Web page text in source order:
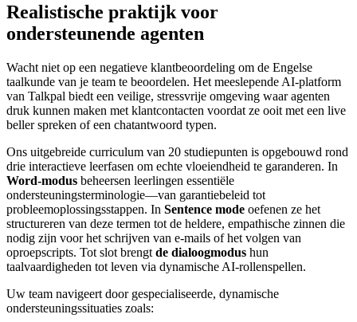
Realistische praktijk voor
ondersteunende agenten
Wacht niet op een negatieve klantbeoordeling om de Engelse
taalkunde van je team te beoordelen. Het meeslepende AI-platform
van Talkpal biedt een veilige, stressvrije omgeving waar agenten
druk kunnen maken met klantcontacten voordat ze ooit met een live
beller spreken of een chatantwoord typen.
Ons uitgebreide curriculum van 20 studiepunten is opgebouwd rond
drie interactieve leerfasen om echte vloeiendheid te garanderen. In
Word-modus beheersen leerlingen essentiële
ondersteuningsterminologie—van garantiebeleid tot
probleemoplossingsstappen. In Sentence mode oefenen ze het
structureren van deze termen tot de heldere, empathische zinnen die
nodig zijn voor het schrijven van e-mails of het volgen van
oproepscripts. Tot slot brengt de dialoogmodus hun
taalvaardigheden tot leven via dynamische AI-rollenspellen.
Uw team navigeert door gespecialiseerde, dynamische
ondersteuningssituaties zoals: